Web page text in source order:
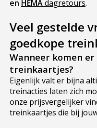
Rotterdam duurt de
Amsterdam ben je in
minuten in Parijs. De
en HEMAdagretours.
Veel gestelde
goedkope
Wanneer komen
treinkaartjes?
Eigenlijk valt er bijna
treinacties laten zich
onze prijsvergelijker
treinkaartjes die bij